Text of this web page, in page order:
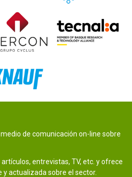
medio de comunicación on-line sobre
entrevistas, TV, etc. y ofrece
actualizada sobre el sector.